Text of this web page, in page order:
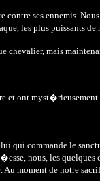
contre ses ennemis.
les plus puissants de
chevalier, mais
et ont
commande le
nous, les
moment de notre